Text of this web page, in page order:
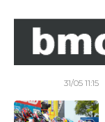
31/05 11:15